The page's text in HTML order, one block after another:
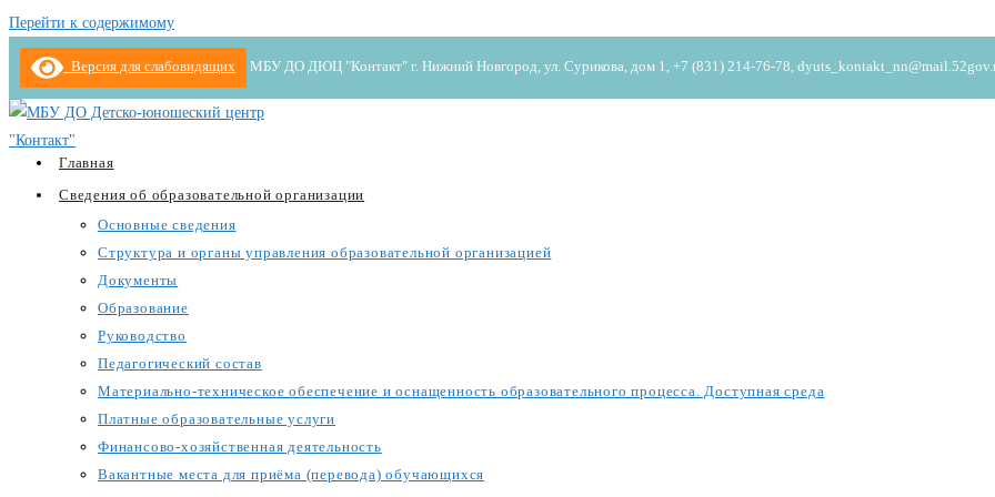
Перейти к содержимому
Версия для слабовидящих МБУ ДО ДЮЦ "Контакт" г. Нижний Новгород, ул. Сурикова, дом 1, +7 (831) 214-76-78,
Главная
Сведения об образовательной организации
Основные сведения
Структура и органы управления образовательной организацией
Документы
Образование
Руководство
Педагогический состав
Материально-техническое обеспечение и оснащенность образовательного процесса. Доступная среда
Платные образовательные услуги
Финансово-хозяйственная деятельность
Вакантные места для приёма (перевода) обучающихся